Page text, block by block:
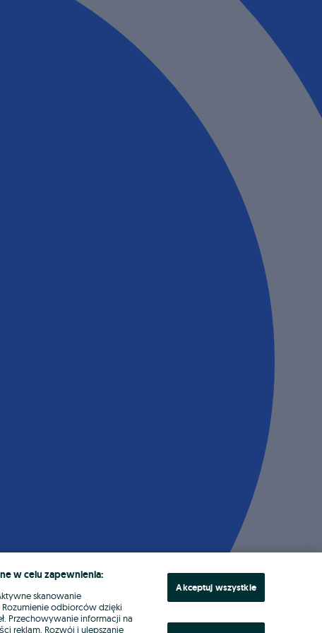
w celu zapewnienia:
skanowanie
odbiorców dzięki
Przechowywanie informacji na
reklam. Rozwój i ulepszanie
Akceptuj wszystkie